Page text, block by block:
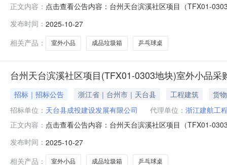
正文内容： 点击查看公告内容：台州天台滨溪社区项目（TFX01-
发布时间： 2025-10-27
相关产品：
室外小品 成品垃圾箱 乒乓球桌
台州天台滨溪社区项目(TFX01-0303地块)室外小品采
招标｜招标公告 浙江省｜台州市｜天台县 工程建筑
货物
招标单位： 天台县成投建设发展有限公司 代理单位： 浙江建航工
正文内容： 点击查看公告内容：台州天台滨溪社区项目（TFX01-
发布时间： 2025-10-27
相关产品：
室外小品 成品垃圾箱 乒乓球桌